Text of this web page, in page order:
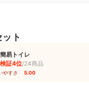
ト
簡易トイレ
検証4位/24商品
やすさ 5.00